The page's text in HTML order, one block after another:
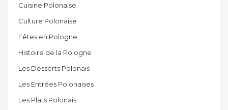
Cuisine Polonaise
Culture Polonaise
Fêtes en Pologne
Histoire de la Pologne
Les Desserts Polonais
Les Entrées Polonaises
Les Plats Polonais